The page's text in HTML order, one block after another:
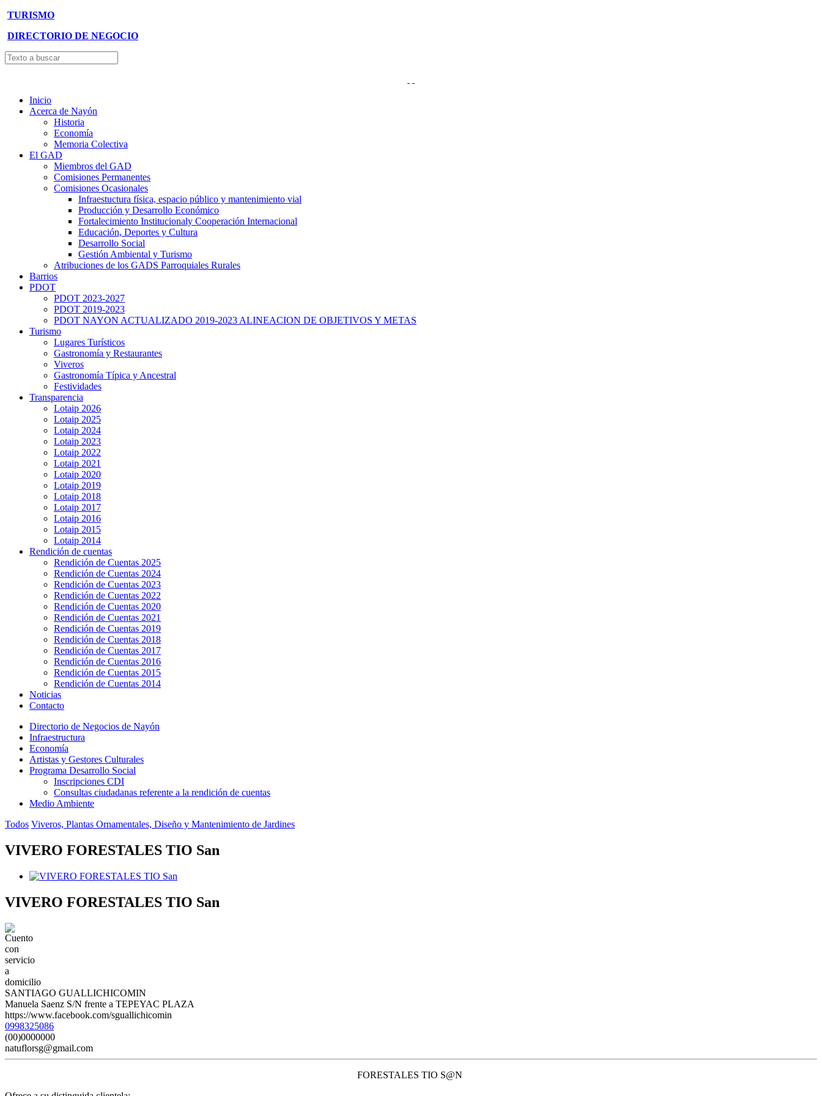
TURISMO
DIRECTORIO DE NEGOCIO
Inicio
Acerca de Nayón
Historia
Economía
Memoria Colectiva
El GAD
Miembros del GAD
Comisiones Permanentes
Comisiones Ocasionales
Infraestuctura física, espacio público y mantenimiento vial
Producción y Desarrollo Económico
Fortalecimiento Institucionaly Cooperación Internacional
Educación, Deportes y Cultura
Desarrollo Social
Gestión Ambiental y Turismo
Atribuciones de los GADS Parroquiales Rurales
Barrios
PDOT
PDOT 2023-2027
PDOT 2019-2023
PDOT NAYON ACTUALIZADO 2019-2023 ALINEACION DE OBJETIVOS Y METAS
Turismo
Lugares Turísticos
Gastronomía y Restaurantes
Viveros
Gastronomía Típica y Ancestral
Festividades
Transparencia
Lotaip 2026
Lotaip 2025
Lotaip 2024
Lotaip 2023
Lotaip 2022
Lotaip 2021
Lotaip 2020
Lotaip 2019
Lotaip 2018
Lotaip 2017
Lotaip 2016
Lotaip 2015
Lotaip 2014
Rendición de cuentas
Rendición de Cuentas 2025
Rendición de Cuentas 2024
Rendición de Cuentas 2023
Rendición de Cuentas 2022
Rendición de Cuentas 2020
Rendición de Cuentas 2021
Rendición de Cuentas 2019
Rendición de Cuentas 2018
Rendición de Cuentas 2017
Rendición de Cuentas 2016
Rendición de Cuentas 2015
Rendición de Cuentas 2014
Noticias
Contacto
Directorio de Negocios de Nayón
Infraestructura
Economía
Artistas y Gestores Culturales
Programa Desarrollo Social
Inscripciones CDI
Consultas ciudadanas referente a la rendición de cuentas
Medio Ambiente
Todos Viveros, Plantas Ornamentales, Diseño y Mantenimiento de Jardines
VIVERO FORESTALES TIO San
VIVERO FORESTALES TIO San
SANTIAGO GUALLICHICOMIN
Manuela Saenz S/N frente a TEPEYAC PLAZA
https://www.facebook.com/sguallichicomin
0998325086
(00)0000000
natuflorsg@gmail.com
FORESTALES TIO S@N